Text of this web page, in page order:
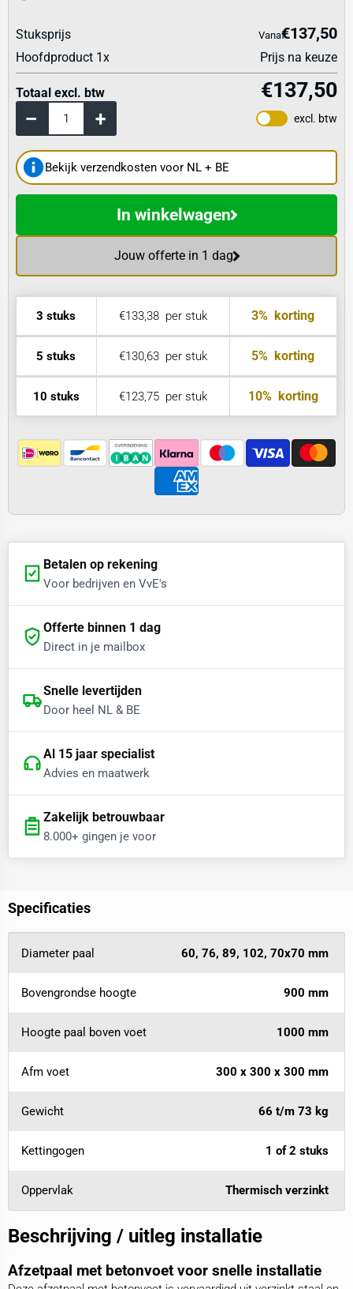
excl. btw
Stuksprijs Vanaf€137,50
Hoofdproduct 1 x Prijs na keuze
Totaal excl. btw €137,50
Bekijk verzendkosten voor NL + BE
Jouw offerte in 1 dag
In winkelwagen
3 stuks €133,38per stuk 3% korting
5 stuks €130,63per stuk 5% korting
10 stuks €123,75per stuk 10%korting
Betalen op rekening
Voor bedrijven en VvE's
Offerte binnen 1 dag
Direct in je mailbox
Snelle levertijden
Door heel NL & BE
Al 15 jaar specialist
Advies en maatwerk
Zakelijk betrouwbaar
8.000+ gingen je voor
Specificaties
Diameter paal 60, 76, 89, 102, 70x70 mm
Bovengrondse hoogte 900 mm
Hoogte paal boven voet 1000 mm
Afm voet 300 x 300 x 300 mm
Gewicht 66 t/m 73 kg
Kettingogen 1 of 2 stuks
Oppervlak Thermisch verzinkt
Beschrijving / uitleg installatie
Afzetpaal met betonvoet voor snelle installatie